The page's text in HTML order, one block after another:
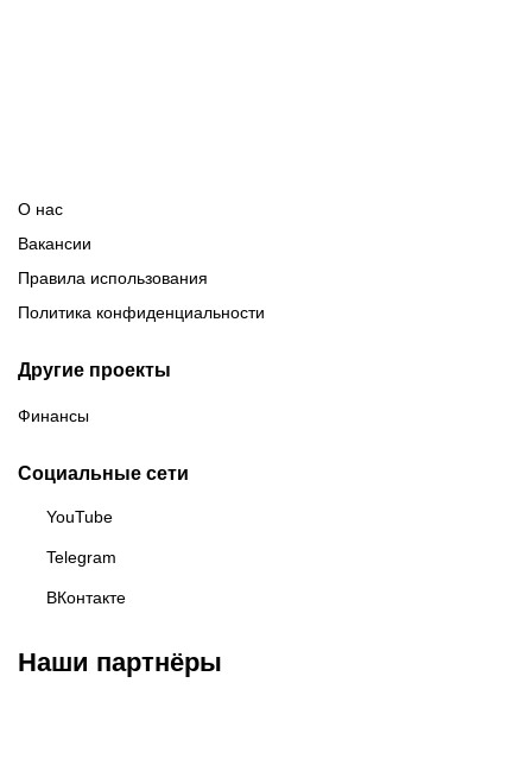
О нас
Вакансии
Правила использования
Политика конфиденциальности
Другие проекты
Финансы
Социальные сети
YouTube
Telegram
ВКонтакте
Наши партнёры